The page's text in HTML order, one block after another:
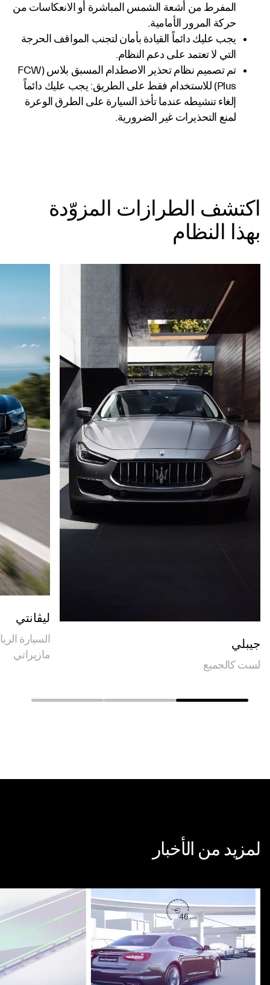
المفرط من أشعة الشمس المباشرة أو الانعكاسات من
حركة المرور الأمامية.
يجب عليك دائماً القيادة بأمان لتجنب المواقف الحرجة
التي لا تعتمد على دعم النظام.
تم تصميم نظام تحذير الاصطدام المسبق بلاس (FCW
Plus) للاستخدام فقط على الطريق: يجب عليك دائماً
إلغاء تنشيطه عندما تأخذ السيارة على الطرق الوعرة
لمنع التحذيرات غير الضرورية.
اكتشف الطرازات المزوّدة
بهذا النظام
جيبلي
لست كالجميع
ليڤانتي
السيارة
مازيراتي
لمزيد من الأخبار